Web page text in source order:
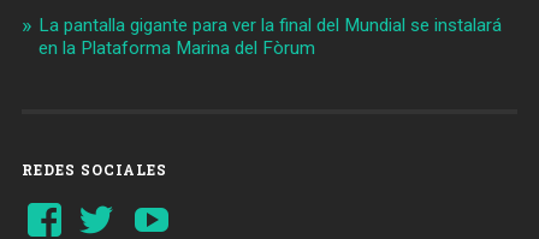
La pantalla gigante para ver la final del Mundial se instalará
en la Plataforma Marina del Fòrum
REDES SOCIALES
Ver
perfil
Ver
perfil